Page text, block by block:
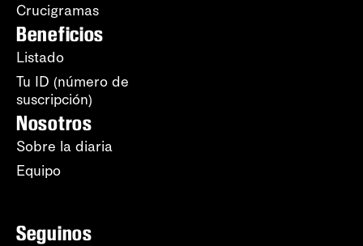
Crucigramas
Beneficios
Listado
Tu ID (número de
suscripción)
Nosotros
Sobre la diaria
Equipo
Seguinos